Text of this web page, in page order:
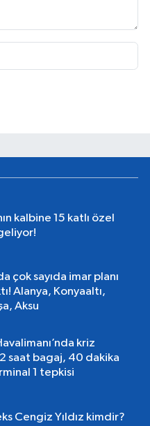
kalbine 15 katlı özel
çok sayıda imar planı
Alanya, Konyaaltı,
Aksu
kriz
saat bagaj, 40 dakika
1 tepkisi
Cengiz Yıldız kimdir?